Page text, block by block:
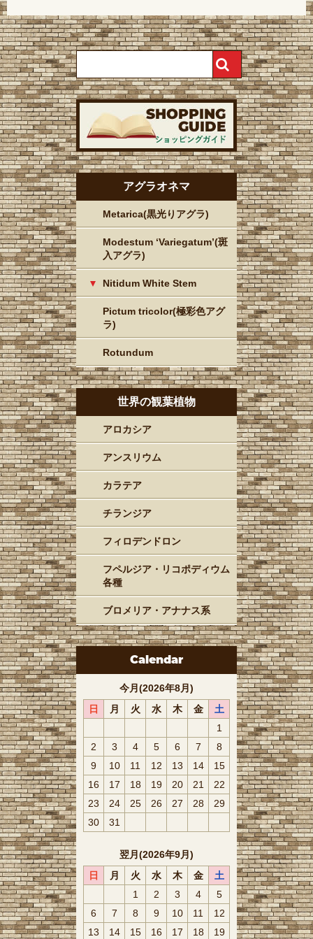
アグラオネマ
Metarica(黒光りアグラ)
Modestum ‘Variegatum’(斑
入アグラ)
Nitidum White Stem
Pictum tricolor(極彩色アグ
ラ)
Rotundum
世界の観葉植物
アロカシア
アンスリウム
カラテア
チランジア
フィロデンドロン
フペルジア・リコポディウム
各種
ブロメリア・アナナス系
Calendar
今月(2026年8月)
日
月 火 水 木 金
土
1
2
3 4 5 6 7
8
9
10 11 12 13 14
15
16
17 18 19 20 21
22
23
24 25 26 27 28
29
30
31
翌月(2026年9月)
日
月 火 水 木 金
土
1
2 3 4
5
6
7 8 9 10 11
12
13
14 15 16 17 18 19